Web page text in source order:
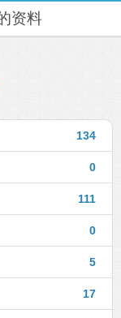
资料
134
0
111
0
5
17